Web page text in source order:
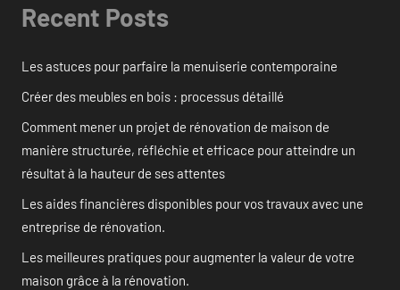
Recent Posts
Les astuces pour parfaire la menuiserie contemporaine
Créer des meubles en bois : processus détaillé
Comment mener un projet de rénovation de maison de
manière structurée, réfléchie et efficace pour atteindre un
résultat à la hauteur de ses attentes
Les aides financières disponibles pour vos travaux avec une
entreprise de rénovation.
Les meilleures pratiques pour augmenter la valeur de votre
maison grâce à la rénovation.